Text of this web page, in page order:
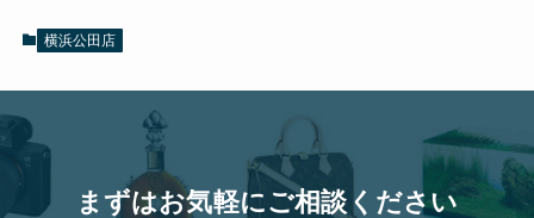
横浜公田店
まずはお気軽にご相談ください